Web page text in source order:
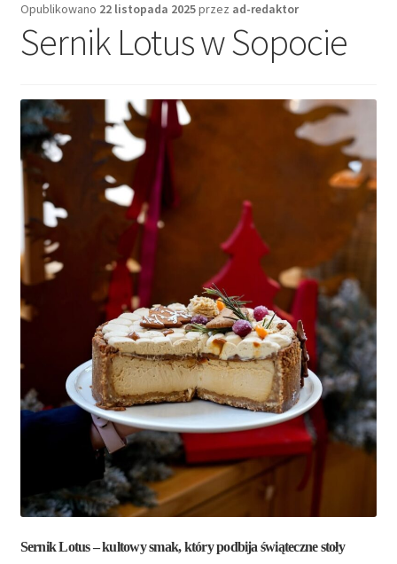
Opublikowano 22 listopada 2025przez ad-redaktor
Sernik Lotus w Sopocie
Sernik Lotus – kultowy smak, który podbija świąteczne stoły